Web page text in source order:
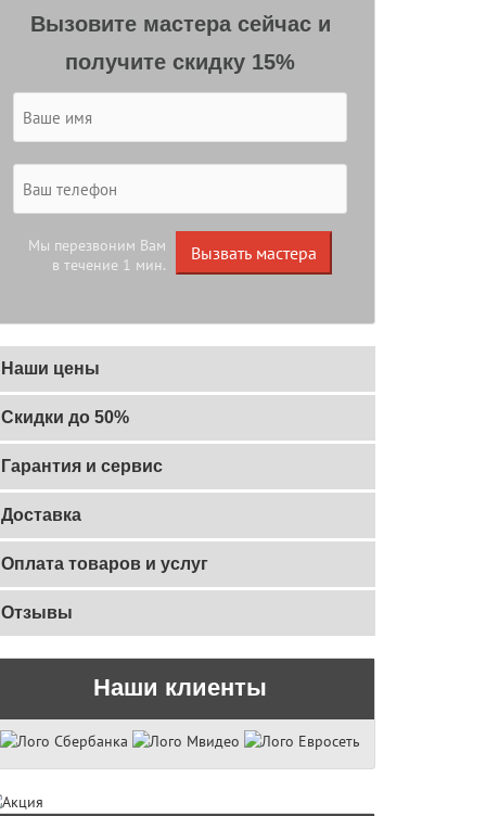
Вызовите мастера сейчас и
получите скидку 15%
Мы перезвоним Вам
в течение 1 мин.
Вызвать мастера
Наши цены
Скидки до 50%
Гарантия и сервис
Доставка
Оплата товаров и услуг
Отзывы
Наши клиенты